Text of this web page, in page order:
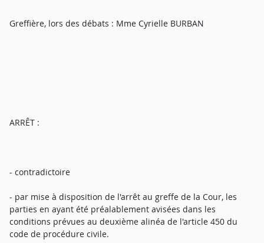
Greffière, lors des débats : Mme Cyrielle BURBAN
ARRÊT :
- contradictoire
- par mise à disposition de l'arrêt au greffe de la Cour, les
parties en ayant été préalablement avisées dans les
conditions prévues au deuxième alinéa de l'article 450 du
code de procédure civile.